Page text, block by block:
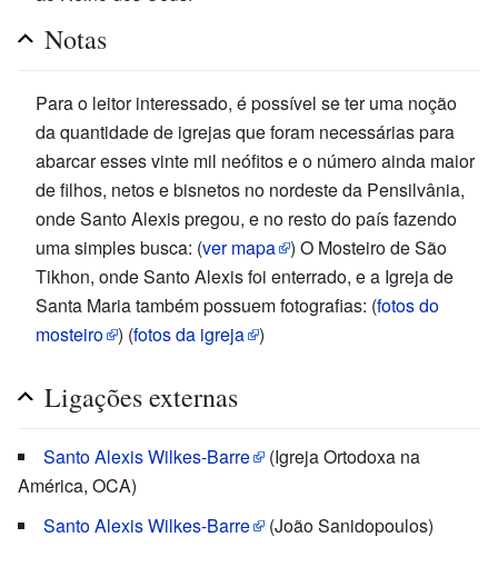
Notas
Para o leitor interessado, é possível se ter uma noção
da quantidade de igrejas que foram necessárias para
abarcar esses vinte mil neófitos e o número ainda maior
de filhos, netos e bisnetos no nordeste da Pensilvânia,
onde Santo Alexis pregou, e no resto do país fazendo
uma simples busca: (ver mapa ) O Mosteiro de São
Tikhon, onde Santo Alexis foi enterrado, e a Igreja de
Santa Maria também possuem fotografias: (fotos do
mosteiro ) (fotos da igreja )
Ligações externas
Santo Alexis Wilkes-Barre
(Igreja Ortodoxa na
América, OCA)
Santo Alexis Wilkes-Barre
(João Sanidopoulos)